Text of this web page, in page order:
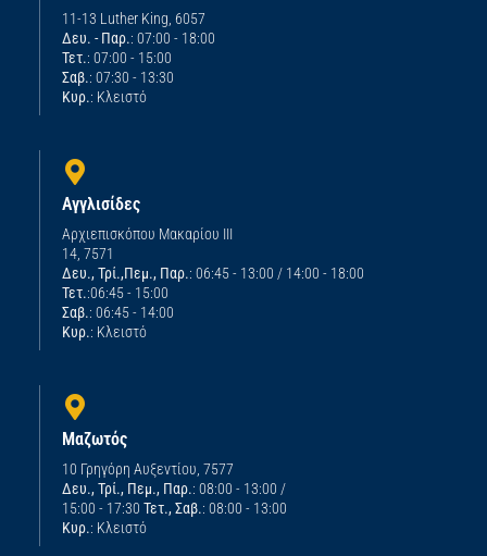
11-13 Luther King, 6057
Δευ. - Παρ.: 07:00 - 18:00
Τετ.: 07:00 - 15:00
Σαβ.: 07:30 - 13:30
Κυρ.: Κλειστό
Αγγλισίδες
Αρχιεπισκόπου Μακαρίου ΙΙΙ
14, 7571
Δευ., Τρί.,Πεμ., Παρ.: 06:45 - 13:00 / 14:00 - 18:00
Τετ.:06:45 - 15:00
Σαβ.: 06:45 - 14:00
Κυρ.: Κλειστό
Μαζωτός
10 Γρηγόρη Αυξεντίου, 7577
Δευ., Τρί., Πεμ., Παρ.: 08:00 - 13:00 /
15:00 - 17:30 Τετ., Σαβ.: 08:00 - 13:00
Κυρ.: Κλειστό